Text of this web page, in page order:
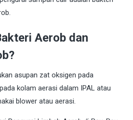
Aerob dan
asupan zat oksigen pada
kolam aerasi dalam IPAL atau
blower atau aerasi.